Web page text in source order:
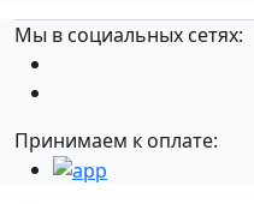
Мы в социальных сетях:
Принимаем к оплате: